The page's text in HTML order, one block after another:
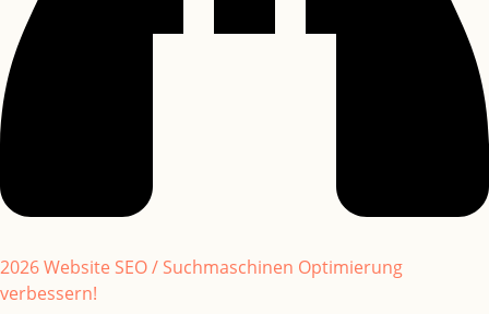
2026 Website SEO / Suchmaschinen Optimierung
verbessern!